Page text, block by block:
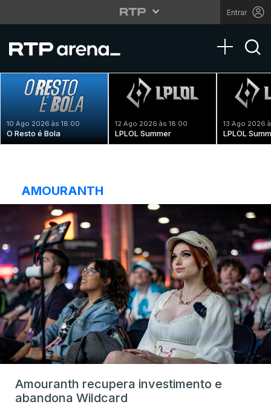
Entrar
Toggle
10 Ago 2026 às 18:00
O Resto é Bola
12 Ago 2026 às 18:00
LPLOL Summer
13 Ago 2026
LPLOL
AMOURANTH
Amouranth recupera investimento e
abandona Wildcard